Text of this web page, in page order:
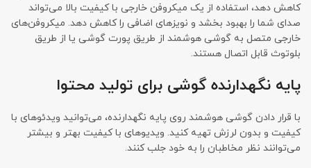
کاهش دهد، استفاده از یک میکروفن خارجی با کیفیت بالا می‌تواند
صدای شما را بهبود بخشد و نویزهای اضافی را کاهش دهد. میکروفن‌های
خارجی متصل به گوشی هوشمند از طریق پورت گوشی یا از طریق
بلوتوث قابل اتصال هستند.
پایه نگهدارنده گوشی برای تولید محتوا
با قرار دادن گوشی هوشمند روی پایه نگهدارنده، می‌توانید ویدئوهای با
کیفیت و بدون لرزش تهیه کنید. ویدیوهای با کیفیت بهتر و بیشتر
می‌توانند نظر مخاطبان را به خود جلب کنند.